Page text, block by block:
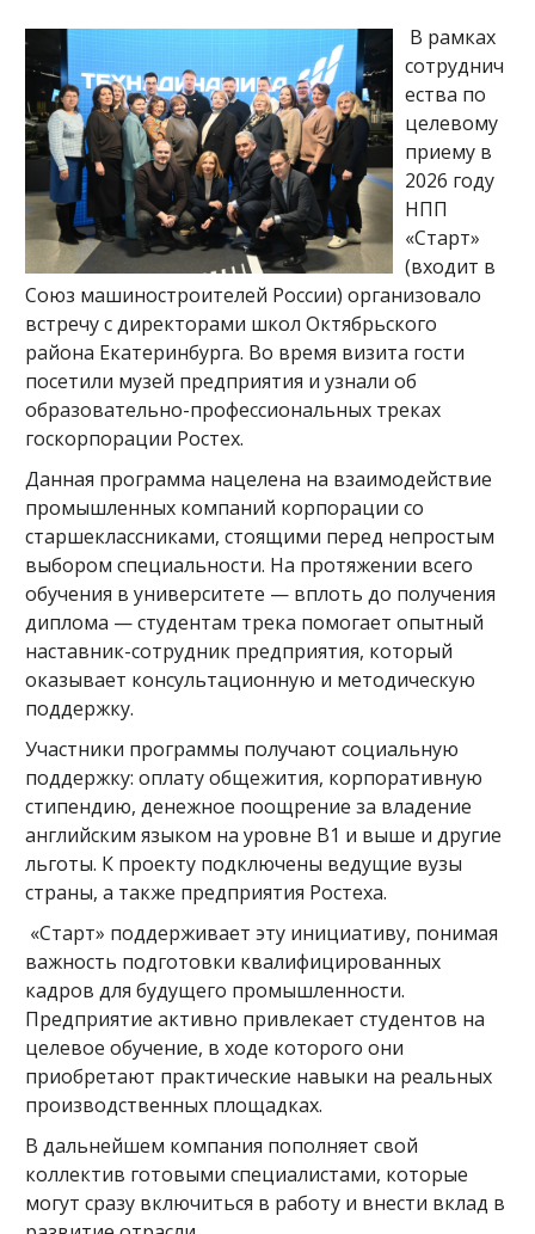
В рамках
сотруднич
ества по
целевому
приему в
2026 году
НПП
«Старт»
(входит в
Союз машиностроителей России) организовало
встречу с директорами школ Октябрьского
района Екатеринбурга. Во время визита гости
посетили музей предприятия и узнали об
образовательно-профессиональных треках
госкорпорации Ростех.
Данная программа нацелена на взаимодействие
промышленных компаний корпорации со
старшеклассниками, стоящими перед непростым
выбором специальности. На протяжении всего
обучения в университете — вплоть до получения
диплома — студентам трека помогает опытный
наставник-сотрудник предприятия, который
оказывает консультационную и методическую
поддержку.
Участники программы получают социальную
поддержку: оплату общежития, корпоративную
стипендию, денежное поощрение за владение
английским языком на уровне В1 и выше и другие
льготы. К проекту подключены ведущие вузы
страны, а также предприятия Ростеха.
«Старт» поддерживает эту инициативу, понимая
важность подготовки квалифицированных
кадров для будущего промышленности.
Предприятие активно привлекает студентов на
целевое обучение, в ходе которого они
приобретают практические навыки на реальных
производственных площадках.
В дальнейшем компания пополняет свой
коллектив готовыми специалистами, которые
могут сразу включиться в работу и внести вклад в